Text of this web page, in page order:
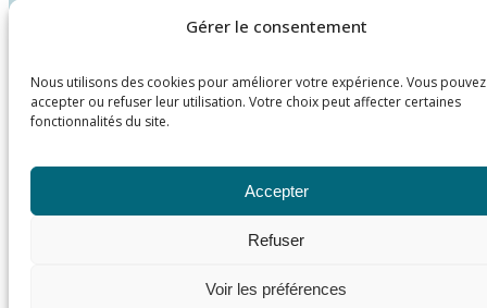
Gérer le consentement
Nous utilisons des cookies pour améliorer votre expérience. Vous pouvez
accepter ou refuser leur utilisation. Votre choix peut affecter certaines
fonctionnalités du site.
Accepter
Refuser
Voir les préférences